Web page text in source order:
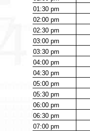
01:30pm
02:00pm
02:30pm
03:00pm
03:30pm
04:00pm
04:30pm
05:00pm
05:30pm
06:00pm
06:30pm
07:00pm